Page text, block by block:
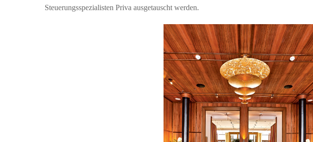
Steuerungsspezialisten Priva ausgetauscht werden.